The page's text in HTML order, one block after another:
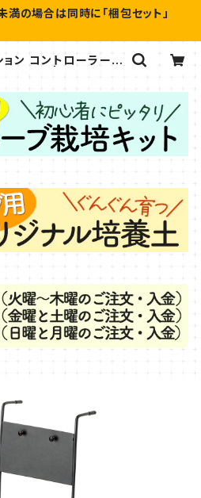
の場合は同時に「梱包セット」
ョン コントローラース